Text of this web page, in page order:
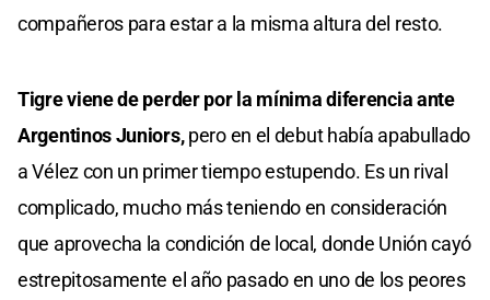
compañeros para estar a la misma altura del resto.
Tigre viene de perder por la mínima diferencia ante
Argentinos Juniors,pero en el debut había apabullado
a Vélez con un primer tiempo estupendo. Es un rival
complicado, mucho más teniendo en consideración
que aprovecha la condición de local, donde Unión cayó
estrepitosamente el año pasado en uno de los peores